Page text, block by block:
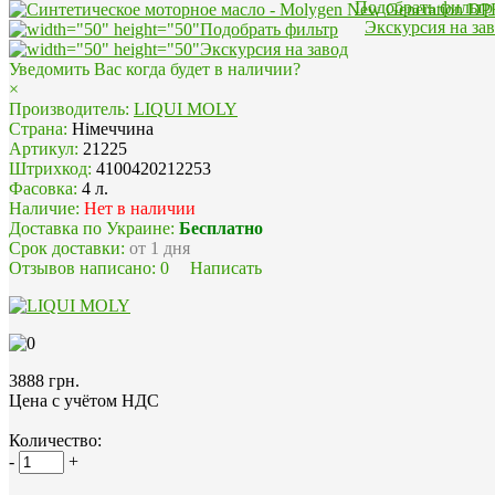
Подобрать фильтр
Экскурсия на
Уведомить Вас когда будет в наличии?
×
Производитель: LIQUI MOLY
Страна: Німеччина
Артикул: 21225
Штрихкод: 4100420212253
Фасовка: 4 л.
Наличие: Нет в наличии
Доставка по Украине: Бесплатно
Срок доставки: от 1 дня
Отзывов написано: 0 Написать
3888 грн.
Цена с учётом НДС
Количество:
-
+